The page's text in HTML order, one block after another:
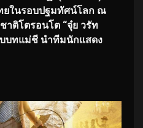
ยในรอบปฐมทัศน์โลก ณ
าติโตรอนโต “จุ๋ย วรัท
บทแม่ชี นำทีมนักแสดง